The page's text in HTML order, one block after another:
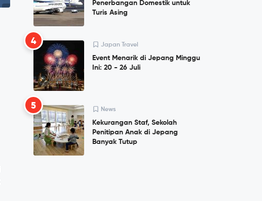
Penerbangan Domestik untuk
Turis Asing
4 Japan Travel
Event Menarik di Jepang Minggu
Ini: 20 - 26 Juli
5 News
Kekurangan Staf, Sekolah
Penitipan Anak di Jepang
Banyak Tutup